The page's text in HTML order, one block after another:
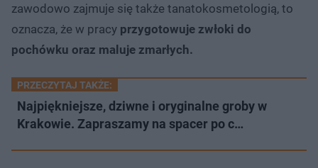
zawodowo zajmuje się także tanatokosmetologią, to
oznacza, że w pracy przygotowuje zwłoki do
pochówku oraz maluje zmarłych.
PRZECZYTAJ TAKŻE:
Najpiękniejsze, dziwne i oryginalne groby w
Krakowie. Zapraszamy na spacer po c…